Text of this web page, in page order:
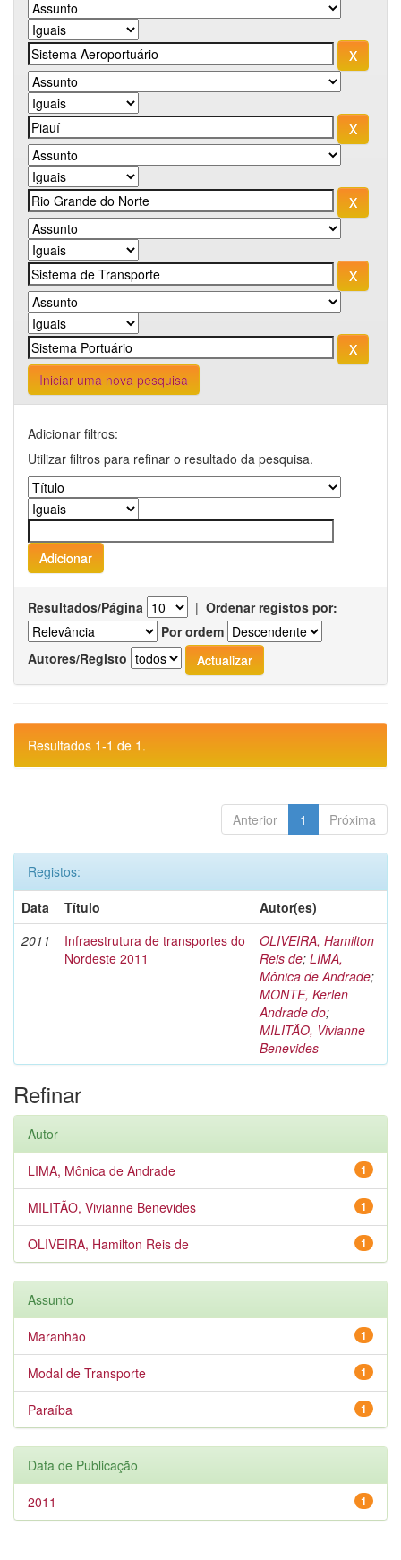
Iniciar uma nova pesquisa
Adicionar filtros:
Utilizar filtros para refinar o resultado da pesquisa.
Resultados/Página | Ordenar registos por:
Por ordem
Autores/Registo
Resultados 1-1 de 1.
Anterior 1 Próxima
Registos:
Data
Título
Autor(es)
2011
Infraestrutura de transportes do
Nordeste 2011
OLIVEIRA, Hamilton
Reis de; LIMA,
Mônica de Andrade;
MONTE, Kerlen
Andrade do;
MILITÃO, Vivianne
Benevides
Refinar
Autor
1
LIMA, Mônica de Andrade
1
MILITÃO, Vivianne Benevides
1
OLIVEIRA, Hamilton Reis de
Assunto
1
Maranhão
1
Modal de Transporte
1
Paraíba
Data de Publicação
1
2011